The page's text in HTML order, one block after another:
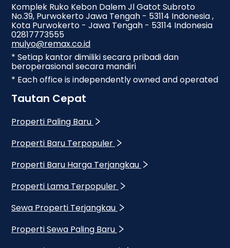
Komplek Ruko Kebon Dalem Jl Gatot Subroto
No.39, Purwokerto Jawa Tengah - 53114 Indonesia ,
Kota Purwokerto - Jawa Tengah - 53114 Indonesia
02817773555
mulyo@remax.co.id
* Setiap kantor dimiliki secara pribadi dan
beroperasional secara mandiri
* Each office is independently owned and operated
Tautan Cepat
Properti Paling Baru
Properti Baru Terpopuler
Properti Baru Harga Terjangkau
Properti Lama Terpopuler
Sewa Properti Terjangkau
Properti Sewa Paling Baru